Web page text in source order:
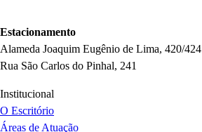
Estacionamento
Alameda Joaquim Eugênio de Lima, 420/424
Rua São Carlos do Pinhal, 241
Institucional
O Escritório
Áreas de Atuação